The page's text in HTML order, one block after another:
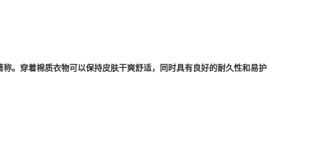
。穿着棉质衣物可以保持皮肤干爽舒适，同时具有良好的耐久性和易护